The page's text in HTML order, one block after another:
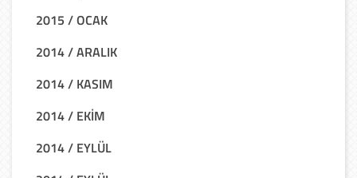
2015 / OCAK
2014 / ARALIK
2014 / KASIM
2014 / EKİM
2014 / EYLÜL